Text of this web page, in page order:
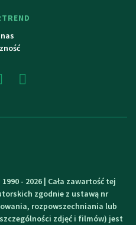
- 2026 | Cała zawartość tej
zgodnie z ustawą nr
rozpowszechniania lub
zdjęć i filmów) jest